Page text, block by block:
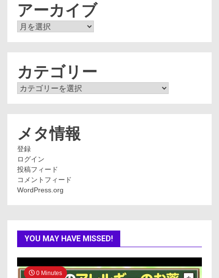
アーカイブ
ア
ー
カテゴリー
カ
テ
メタ情報
登録
ログイン
投稿フィード
コメントフィード
WordPress.org
YOU MAY HAVE MISSED!
0 Minutes